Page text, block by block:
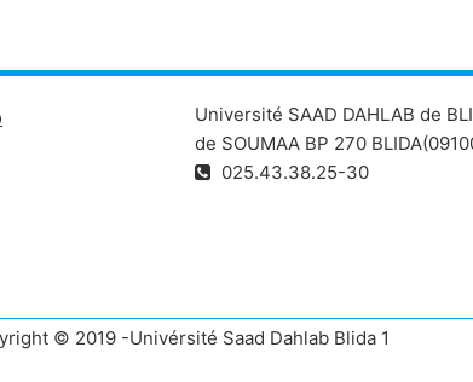
Université SAAD DAHLAB de
de SOUMAA BP 270
025.43.38.25-30
© 2019 -Univérsité Saad Dahlab Blida 1